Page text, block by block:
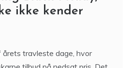
ikke kender
årets travleste dage, hvor